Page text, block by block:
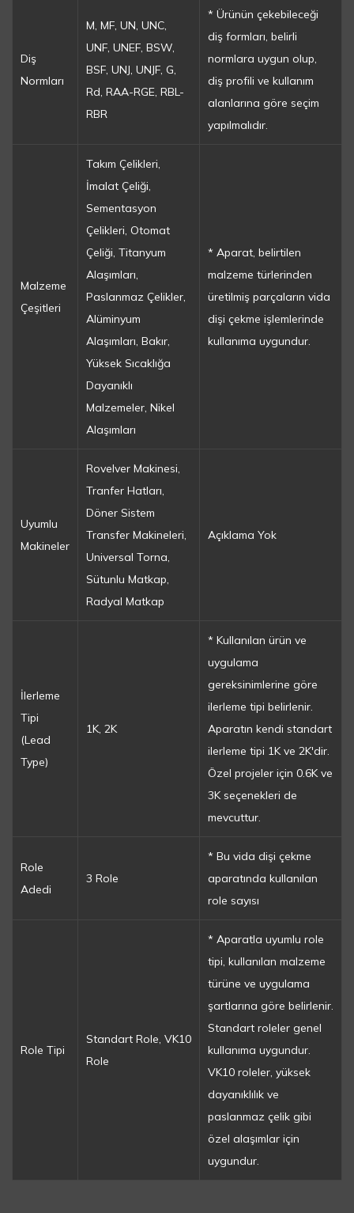
Diş
Normları
M, MF, UN, UNC,
UNF, UNEF, BSW,
BSF, UNJ, UNJF, G,
Rd, RAA-RGE, RBL-
RBR
* Ürünün çekebileceği
diş formları, belirli
normlara uygun olup,
diş profili ve kullanım
alanlarına göre seçim
yapılmalıdır.
Malzeme
Çeşitleri
Takım Çelikleri,
İmalat Çeliği,
Sementasyon
Çelikleri, Otomat
Çeliği, Titanyum
Alaşımları,
Paslanmaz Çelikler,
Alüminyum
Alaşımları, Bakır,
Yüksek Sıcaklığa
Dayanıklı
Malzemeler, Nikel
Alaşımları
* Aparat, belirtilen
malzeme türlerinden
üretilmiş parçaların vida
dişi çekme işlemlerinde
kullanıma uygundur.
Uyumlu
Makineler
Rovelver Makinesi,
Tranfer Hatları,
Döner Sistem
Transfer Makineleri,
Universal Torna,
Sütunlu Matkap,
Radyal Matkap
Açıklama Yok
İlerleme
Tipi
(Lead
Type)
1K, 2K
* Kullanılan ürün ve
uygulama
gereksinimlerine göre
ilerleme tipi belirlenir.
Aparatın kendi standart
ilerleme tipi 1K ve 2K'dir.
Özel projeler için 0.6K ve
3K seçenekleri de
mevcuttur.
Role
Adedi
3 Role
* Bu vida dişi çekme
aparatında kullanılan
role sayısı
Role Tipi
Standart Role, VK10
Role
* Aparatla uyumlu role
tipi, kullanılan malzeme
türüne ve uygulama
şartlarına göre belirlenir.
Standart roleler genel
kullanıma uygundur.
VK10 roleler, yüksek
dayanıklılık ve
paslanmaz çelik gibi
özel alaşımlar için
uygundur.